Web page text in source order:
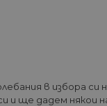
в избора си
и ще дадем някои